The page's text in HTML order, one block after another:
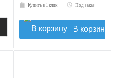
Купить в 1 клик Под заказ
В корзину